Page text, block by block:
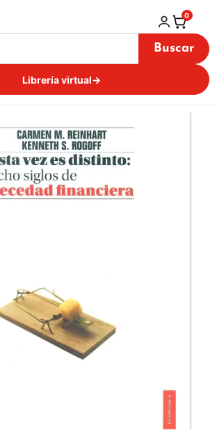
Buscar
Librería virtual→
0